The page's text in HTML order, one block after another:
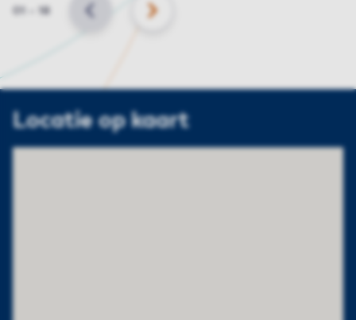
Slide
VORIGE VOLGENDE
Locatie op kaart